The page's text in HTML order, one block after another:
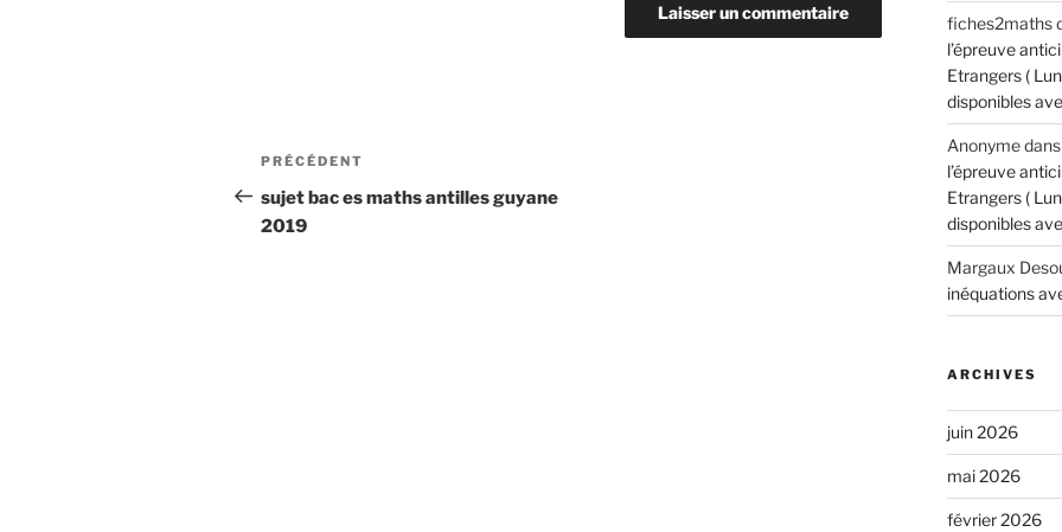
Navigation
de
l’article
Article
précédent
PRÉCÉDENT
sujet bac es maths antilles guyane
2019
fiches2maths
l’épreuve
Etrangers (
disponibles
Anonymedans
l’épreuve
Etrangers (
disponibles
Margaux
inéquations
ARCHIVES
juin 2026
mai 2026
février 2026